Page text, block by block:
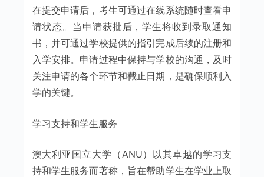
在提交申请后，考生可通过在线系统随时查看申
请状态。当申请获批后，学生将收到录取通知
书，并可通过学校提供的指引完成后续的注册和
入学安排。申请过程中保持与学校的沟通，及时
关注申请的各个环节和截止日期，是确保顺利入
学的关键。
学习支持和学生服务
澳大利亚国立大学（ANU）以其卓越的学习支
持和学生服务而著称，旨在帮助学生在学业上取